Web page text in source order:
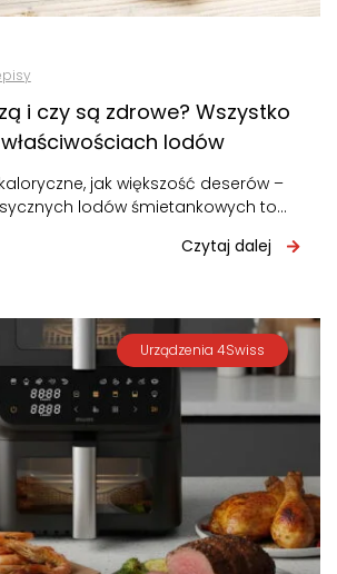
i czy są zdrowe? Wszystko
lodów
jak większość deserów –
lodów śmietankowych to
Czytaj dalej
Urządzenia 4Swiss